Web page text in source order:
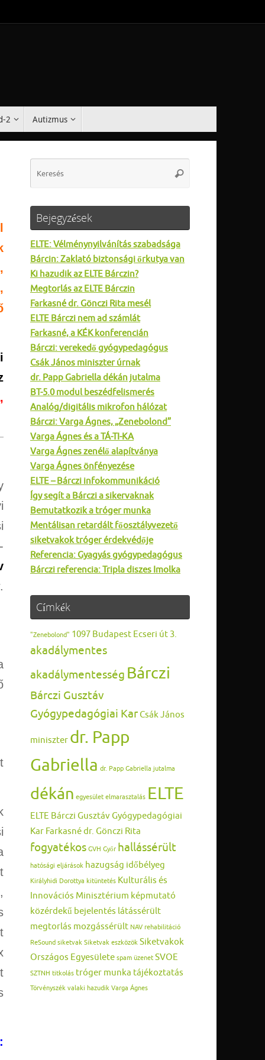
2 Autizmus
Keresés
Bejegyzések
ELTE: Vélménynyilvánítás szabadsága
Bárcin: Zaklató biztonsági őrkutya van
Ki hazudik az ELTE Bárczin?
Megtorlás az ELTE Bárczin
Farkasné dr. Gönczi Rita mesél
ELTE Bárczi nem ad számlát
Farkasné, a KÉK konferencián
Bárczi: verekedő gyógypedagógus
Csák János miniszter úrnak
dr. Papp Gabriella dékán jutalma
BT-5.0 modul beszédfelismerés
Analóg/digitális mikrofon hálózat
Bárczi: Varga Ágnes, „Zenebolond”
Varga Ágnes és a TÁ-TI-KA
Varga Ágnes zenélő alapítványa
Varga Ágnes önfényezése
ELTE – Bárczi infokommunikáció
Így segít a Bárczi a sikervaknak
Bemutatkozik a tróger munka
Mentálisan retardált főosztályvezető
siketvakok tróger érdekvédője
Referencia: Gyagyás gyógypedagógus
Bárczi referencia: Tripla diszes Imolka
Címkék
"Zenebolond" 1097 Budapest Ecseri út 3.
akadálymentes
akadálymentesség Bárczi
Bárczi Gusztáv
Gyógypedagógiai KarCsák János
miniszter dr. Papp
Gabriella dr. Papp Gabriella jutalma
dékán egyesület elmarasztalás ELTE
ELTE Bárczi Gusztáv Gyógypedagógiai
Kar Farkasné dr. Gönczi Rita
fogyatékos GVH Győr hallássérült
hatósági eljárások hazugság időbélyeg
Királyhidi Dorottya kitüntetés Kulturális és
Innovációs Minisztérium képmutató
közérdekű bejelentés látássérült
megtorlás mozgássérült NAV rehabilitáció
ReSound siketvak Siketvak eszközök Siketvakok
Országos Egyesülete spam üzenet SVOE
SZTNH titkolás tróger munka tájékoztatás
Törvényszék valaki hazudik Varga Ágnes